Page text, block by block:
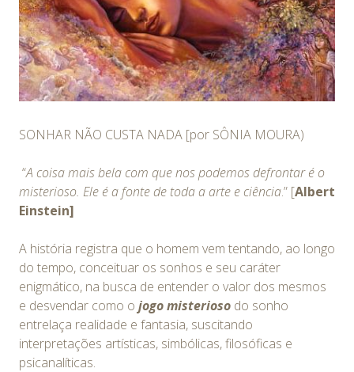
SONHAR NÃO CUSTA NADA [por SÔNIA MOURA)
“A coisa mais bela com que nos podemos defrontar é o
misterioso. Ele é a fonte de toda a arte e ciência.” [Albert
Einstein]
A história registra que o homem vem tentando, ao longo
do tempo, conceituar os sonhos e seu caráter
enigmático, na busca de entender o valor dos mesmos
e desvendar como o jogo misterioso do sonho
entrelaça realidade e fantasia, suscitando
interpretações artísticas, simbólicas, filosóficas e
psicanalíticas.